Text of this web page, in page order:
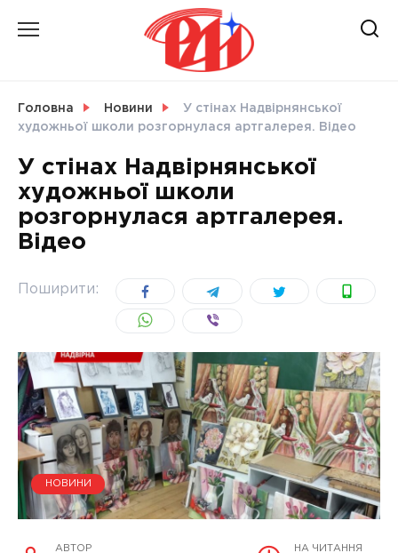
УКРАЇНА
Головна Новини
У стінах Надвірнянської
художньої школи розгорнулася артгалерея. Відео
У стінах Надвірнянської
художньої школи
розгорнулася артгалерея.
Відео
Поширити:
НОВИНИ
АВТОР НА ЧИТАННЯ